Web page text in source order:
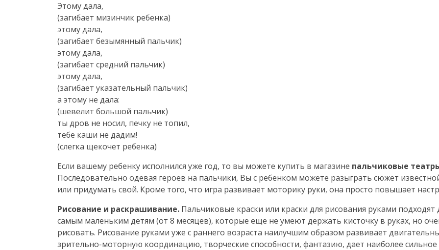
Этому дала,
(загибает мизинчик ребенка)
этому дала,
(загибает безымянный пальчик)
этому дала,
(загибает средний пальчик)
этому дала,
(загибает указательный пальчик)
а этому не дала:
(шевелит большой пальчик)
ты дров не носил, печку не топил,
тебе каши не дадим!
(слегка щекочет ребенка)
Если вашему ребенку исполнился уже год, то вы можете купить в магазине пальчиковые
Последовательно одевая героев на пальчики, Вы с ребенком можете разыграть сюжет
или придумать свой. Кроме того, что игра развивает моторику руки, она просто повышает
Рисование и раскрашивание. Пальчиковые краски или краски для рисования руками подходят
самым маленьким детям (от 8 месяцев), которые еще не умеют держать кисточку в руках, но
рисовать. Рисование руками уже с раннего возраста наилучшим образом развивает
зрительно-моторную координацию, творческие способности, фантазию, дает наиболее